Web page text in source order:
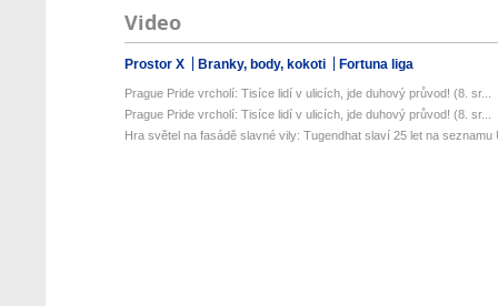
Video
Prostor X Branky, body, kokoti Fortuna liga
Prague Pride vrcholí: Tisíce lidí v ulicích, jde duhový průvod! (8. sr...
Prague Pride vrcholí: Tisíce lidí v ulicích, jde duhový průvod! (8. sr...
Hra světel na fasádě slavné vily: Tugendhat slaví 25 let na seznamu